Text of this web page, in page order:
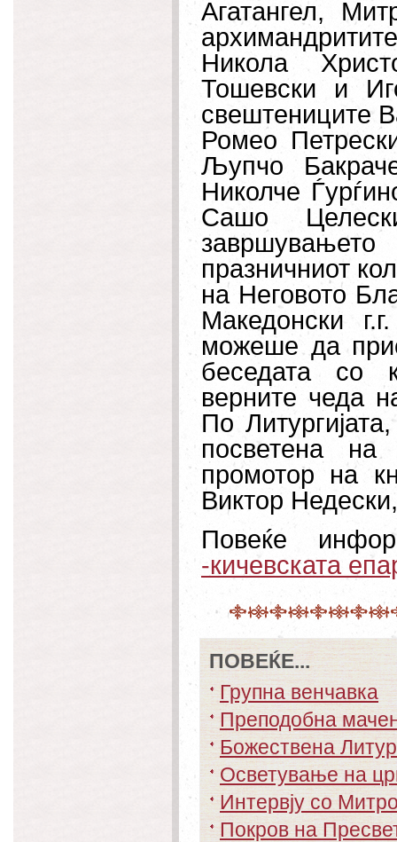
Агатангел,
Никола
Тошевски и
свештениците
Ромео
Љупчо
Николче
Сашо
празничниот
на Неговото
Македонски
можеше да
беседата со
верните чеда
По
посветена на
промотор на
Виктор
Повеќе
-кичевската
ПОВЕЌЕ...
Групна венчавка
Преподобна
Божествена
Осветување на
Интервју со
Покров на